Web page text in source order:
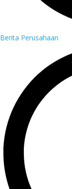
Berita Perusahaan